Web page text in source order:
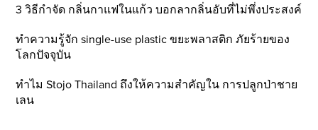
3 วิธีกำจัด กลิ่นกาแฟในแก้ว บอกลากลิ่นอับที่ไม่พึ่งประสงค์
ทำความรู้จัก single-use plastic ขยะพลาสติก ภัยร้ายของ
โลกปัจจุบัน
ทำไม Stojo Thailand ถึงให้ความสำคัญใน การปลูกป่าชาย
เลน